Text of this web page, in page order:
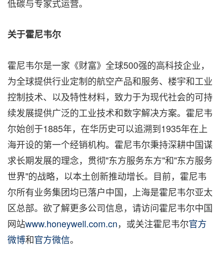
低碳与专家式运营。
关于霍尼韦尔
霍尼韦尔是一家《财富》全球500强的高科技企业，
为全球提供行业定制的航空产品和服务、楼宇和工业
控制技术、以及特性材料，致力于为现代社会的可持
续发展提供广泛的工业技术和数字解决方案。霍尼韦
尔始创于1885年，在华历史可以追溯到1935年在上
海开设的第一个经销机构。霍尼韦尔秉持深耕中国谋
求长期发展的理念，贯彻"东方服务东方"和"东方服务
世界"的战略，以本土创新推动增长。目前，霍尼韦
尔所有业务集团均已落户中国，上海是霍尼韦尔亚太
区总部。欲了解更多公司信息，请访问霍尼韦尔中国
网站www.honeywell.com.cn，或关注霍尼韦尔官方
微博和官方微信。